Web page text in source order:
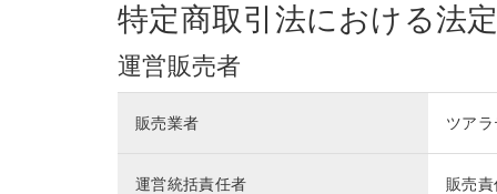
特定商取引法における法
運営販売者
販売業者 ツア
運営統括責任者 販売